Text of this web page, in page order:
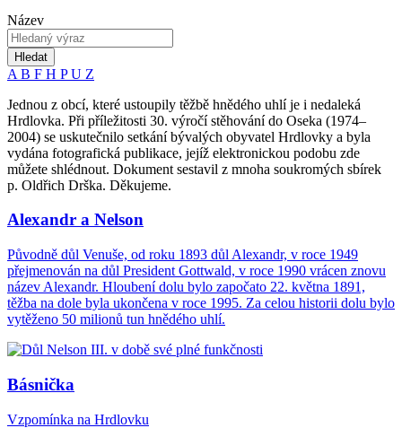
Název
Hledat
A B F H PU Z
Jednou z obcí, které ustoupily těžbě hnědého uhlí je i nedaleká
Hrdlovka. Při příležitosti 30. výročí stěhování do Oseka (1974–
2004) se uskutečnilo setkání bývalých obyvatel Hrdlovky a byla
vydána fotografická publikace, jejíž elektronickou podobu zde
můžete shlédnout. Dokument sestavil z mnoha soukromých sbírek
p. Oldřich Drška. Děkujeme.
Alexandr a Nelson
Původně důl Venuše, od roku 1893 důl Alexandr, v roce 1949
přejmenován na důl President Gottwald, v roce 1990 vrácen znovu
název Alexandr. Hloubení dolu bylo započato 22. května 1891,
těžba na dole byla ukončena v roce 1995. Za celou historii dolu bylo
vytěženo 50 milionů tun hnědého uhlí.
Básnička
Vzpomínka na Hrdlovku